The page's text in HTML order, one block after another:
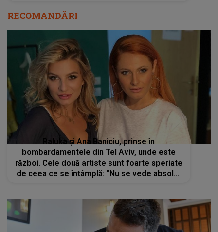
RECOMANDĂRI
Raluka și Ana Baniciu, prinse în
bombardamentele din Tel Aviv, unde este
război. Cele două artiste sunt foarte speriate
de ceea ce se întâmplă: "Nu se vede absolut